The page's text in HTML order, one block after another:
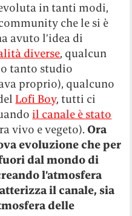
in tanti modi,
che le si è
avuto l’idea di
diverse, qualcun
tanto studio
proprio), qualcuno
Lofi Boy, tutti ci
il canale è stato
vivo e vegeto).Ora
evoluzione che per
dal mondo di
l’atmosfera
il canale, sia
delle